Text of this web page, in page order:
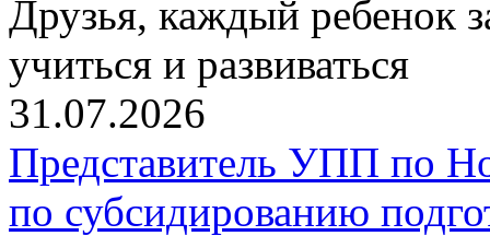
Друзья, каждый ребенок
учиться и развиваться
31.07.2026
Представитель УПП по
по субсидированию